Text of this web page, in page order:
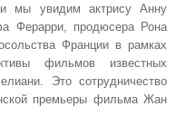
мы увидим актрису Анну
Ферарри, продюсера Рона
Франции в рамках
фильмов известных
Это сотрудничество
премьеры фильма Жан